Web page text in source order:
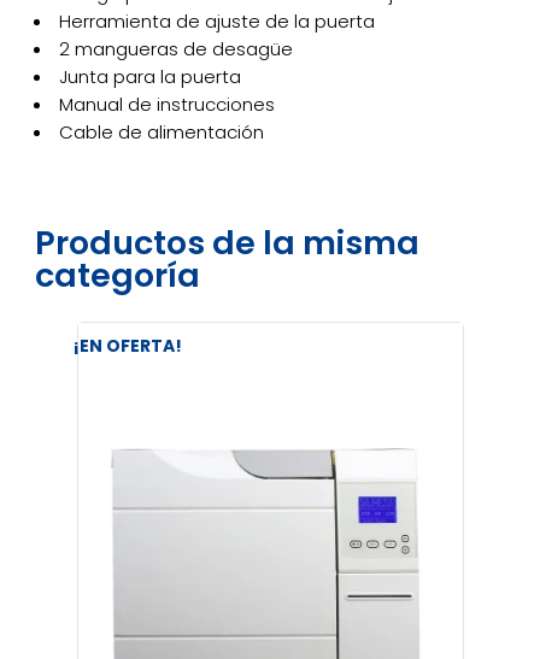
Herramienta de ajuste de la puerta
2 mangueras de desagüe
Junta para la puerta
Manual de instrucciones
Cable de alimentación
Productos de la misma
categoría
¡EN OFERTA!